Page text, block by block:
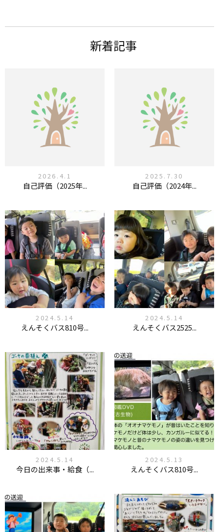
新着記事
2026.4.1
自己評価（2025年...
2025.7.30
自己評価（2024年...
2024.5.14
えんそくバス810号...
2024.5.14
えんそくバス2525...
2024.5.14
今日の出来事・給食（...
2024.5.13
えんそくバス810号...